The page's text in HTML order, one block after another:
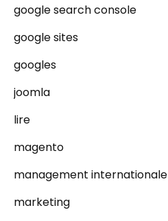
google search console
google sites
googles
joomla
lire
magento
management internationale
marketing